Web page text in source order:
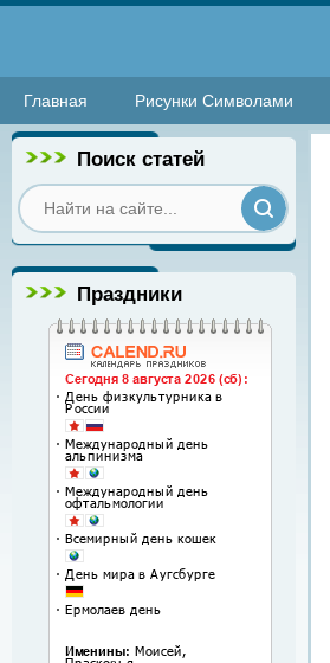
Главная Рисунки Символами
Поиск статей
Праздники